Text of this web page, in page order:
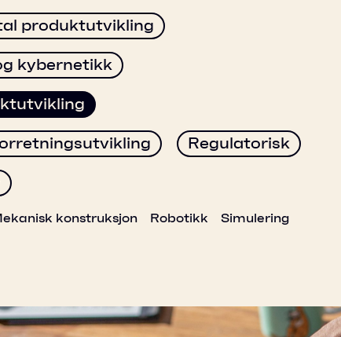
produktutvikling
kybernetikk
Regulatorisk
konstruksjon Robotikk Simulering